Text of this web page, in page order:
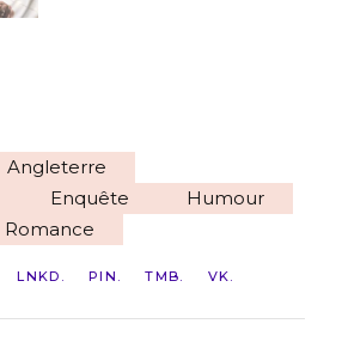
Angleterre
Enquête
Humour
Romance
LNKD PIN TMB VK